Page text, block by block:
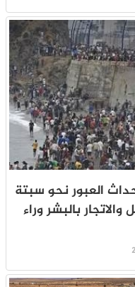
العبور نحو سبتة
بالبشر وراء